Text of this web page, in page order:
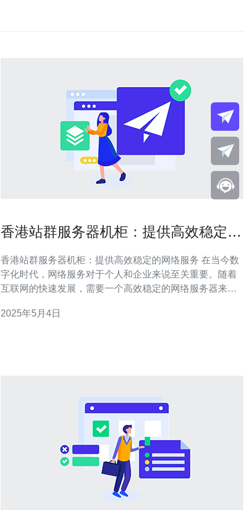
香港站群服务器机柜：提供高效稳定的
香港站群服务器机柜：提供高效稳定的网络服务 在当今数
字化时代，网络服务对于个人和企业来说至关重要。随着
互联网的快速发展，需要一个高效稳定的网络服务器来确
的设备，为用户提供了出色的网络服务。本文将介绍香港
2025年5月4日